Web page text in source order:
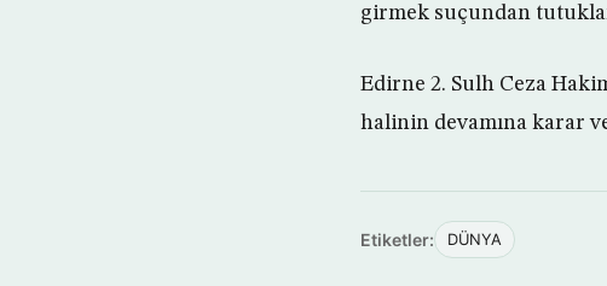
girmek suçundan
Edirne 2. Sulh Ceza
halinin devamına karar
Etiketler: DÜNYA